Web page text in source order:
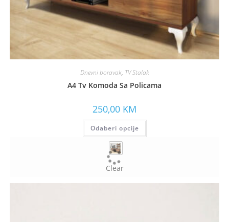
Dnevni boravak, TV Stalak
A4 Tv Komoda Sa Policama
250,00 KM
Odaberi opcije
Clear